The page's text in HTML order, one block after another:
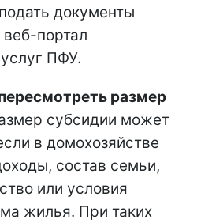
документы
портал
ПФУ.
размер
субсидии может
в домохозяйстве
состав семьи,
или условия
жилья. При таких